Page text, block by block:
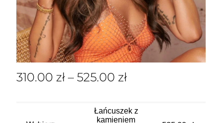
310.00 zł – 525.00 zł
Łańcuszek z
kamieniem